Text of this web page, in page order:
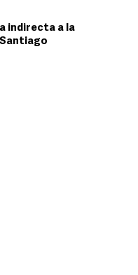
indirecta a la